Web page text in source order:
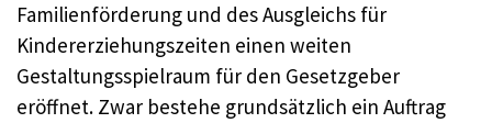
Familienförderung und des Ausgleichs für
Kindererziehungszeiten einen weiten
Gestaltungsspielraum für den Gesetzgeber
eröffnet. Zwar bestehe grundsätzlich ein Auftrag